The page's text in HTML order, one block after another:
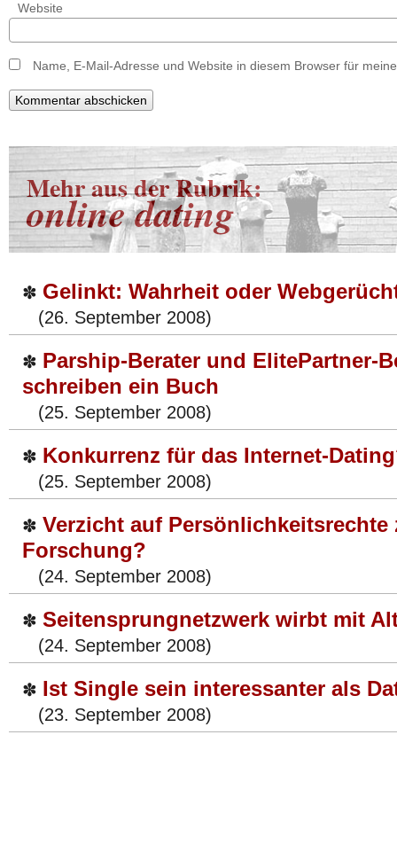
Website
Name, E-Mail-Adresse und Website in diesem Browser für
Mehr aus der Rubrik:
online dating
✽ Gelinkt: Wahrheit oder
(26. September 2008)
✽ Parship-Berater und ElitePartner-
schreiben ein Buch
(25. September 2008)
✽ Konkurrenz für das Internet-
(25. September 2008)
✽ Verzicht auf Persönlichkeitsrechte
Forschung?
(24. September 2008)
✽ Seitensprungnetzwerk wirbt mit
(24. September 2008)
✽ Ist Single sein interessanter als
(23. September 2008)